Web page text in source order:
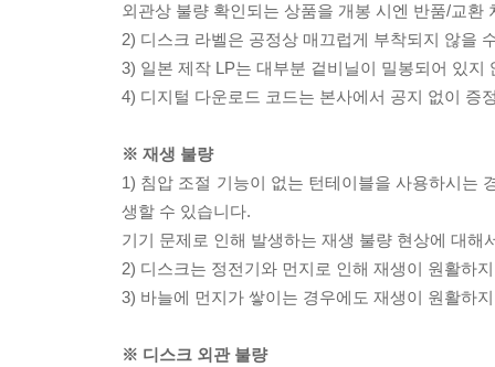
외관상 불량 확인되는 상품을 개봉 시엔 반품/교환
2) 디스크 라벨은 공정상 매끄럽게 부착되지 않을
3) 일본 제작 LP는 대부분 겉비닐이 밀봉되어 있지
4) 디지털 다운로드 코드는 본사에서 공지 없이 증
※ 재생 불량
1) 침압 조절 기능이 없는 턴테이블을 사용하시는
생할 수 있습니다.
기기 문제로 인해 발생하는 재생 불량 현상에 대
2) 디스크는 정전기와 먼지로 인해 재생이 원활하
3) 바늘에 먼지가 쌓이는 경우에도 재생이 원활하
※ 디스크 외관 불량